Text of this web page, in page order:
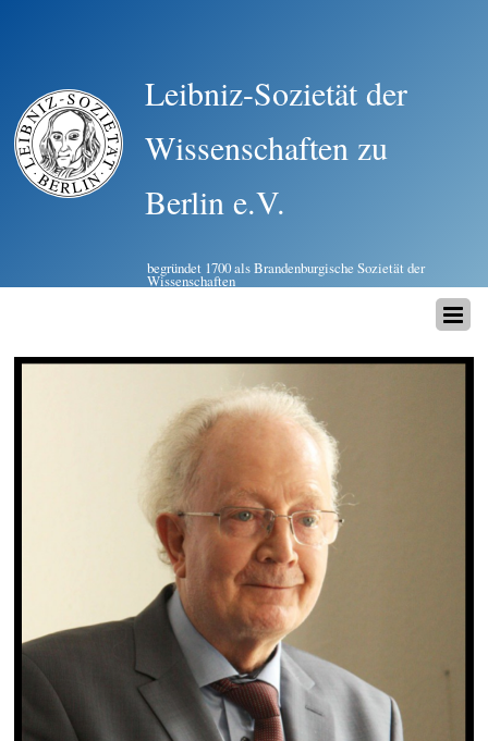
Leibniz-Sozietät der
Wissenschaften zu
Berlin e.V.
begründet 1700 als Brandenburgische Sozietät der
Wissenschaften